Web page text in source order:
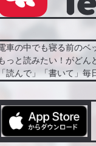
車の中でも寝る前のベ
っと読みたい！がどん
「読んで」「書いて」